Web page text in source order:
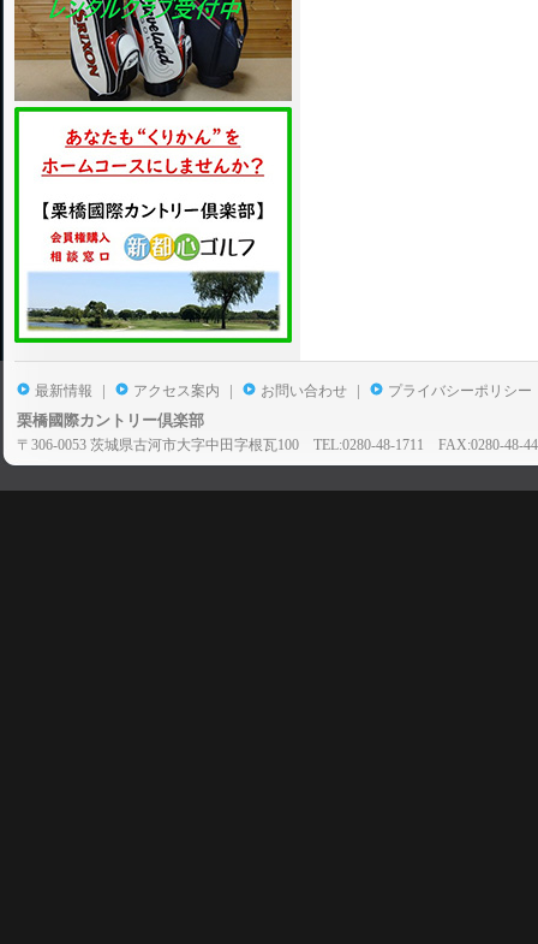
最新情報 | アクセス案内 | お問い合わせ | プライバシーポリシー
栗橋國際カントリー倶楽部
〒306-0053 茨城県古河市大字中田字根瓦100 TEL:0280-48-1711 FAX:0280-48-